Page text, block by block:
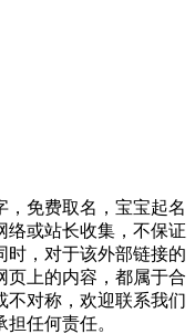
，免费取名，宝宝起名
络或站长收集，不保证
时，对于该外部链接的
页上的内容，都属于合
不对称，欢迎联系我们
任何责任。